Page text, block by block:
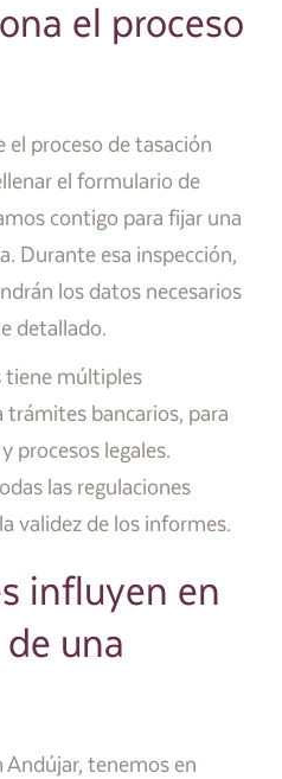
el proceso
el proceso de tasación
el formulario de
contigo para fijar una
Durante esa inspección,
los datos necesarios
detallado.
tiene múltiples
trámites bancarios, para
procesos legales.
las regulaciones
validez de los informes.
influyen en
una
tenemos en